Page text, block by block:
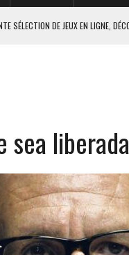
SÉLECTION DE JEUX EN LIGNE,
DESVENDAM THOR FORTUNE
COM THORFORTUNE E
PLEINEMENT DES OFFRES DU
sea